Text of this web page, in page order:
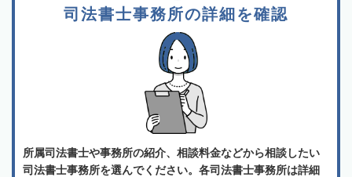
司法書士事務所の詳細を確認
所属司法書士や事務所の紹介、相談料金などから相談したい
司法書士事務所を選んでください。各司法書士事務所は詳細